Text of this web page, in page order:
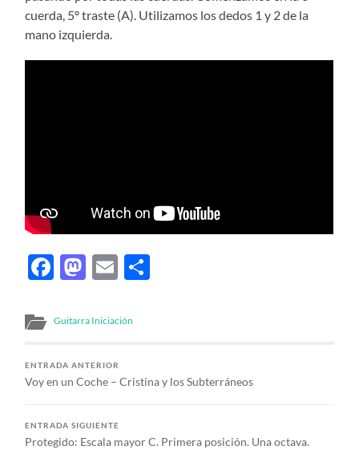
cuerda, 5º traste (A). Utilizamos los dedos 1 y 2 de la
mano izquierda.
Facebook
Mastodon
Email
Guitarra Iniciación
ENTRADA ANTERIOR
Voy en un Coche – Cristina y los Subterráneos
ENTRADA SIGUIENTE
Protegido: Escala mayor C. Primera posición. Una octava.